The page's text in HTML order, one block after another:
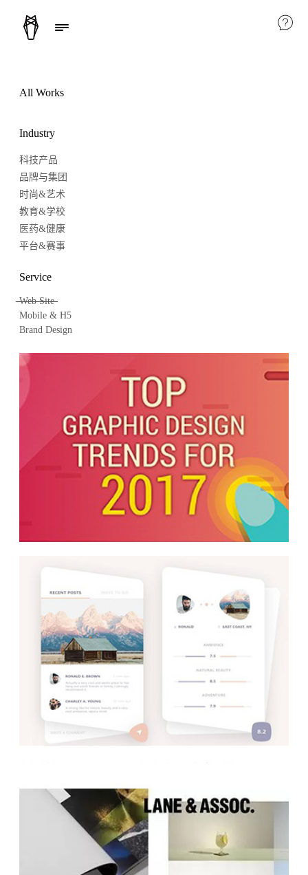
All Works
Industry
科技产品
品牌与集团
时尚&艺术
教育&学校
医药&健康
平台&赛事
Service
Web Site
Mobile & H5
Brand Design